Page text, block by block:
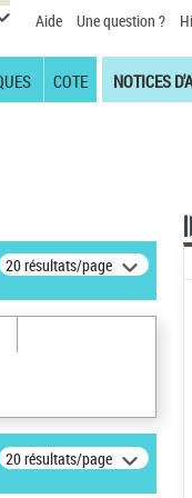
Aide Une question ?
COTE NOTICES
20 résultats/page
20 résultats/page